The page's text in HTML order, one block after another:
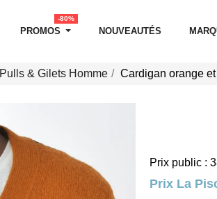
PROMOS
-80%
NOUVEAUTÉS
Pulls & Gilets Homme Cardigan orange
Prix public :
Prix La